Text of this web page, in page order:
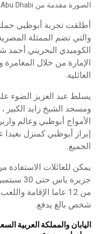
الصورة مقدمة من Visit Abu Dhabi
أطلقت تجربة أبوظبي
والتي تضم الممثلة
الكوميدي البحريني
الإمارة من خلال المغامرة
العائلية.
يسلط عبد العزيز الضوء
ومسجد الشيخ زايد الكبير
الأمواج أبوظبي وعالم
إبراز أبوظبي كمنزل
الجميع.
جزيرة
من 12 عاما الإقامة
شخص بالغ يدفع.
اليابان والمملكة العربية